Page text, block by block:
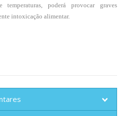
poderá provocar graves
intoxicação alimentar.